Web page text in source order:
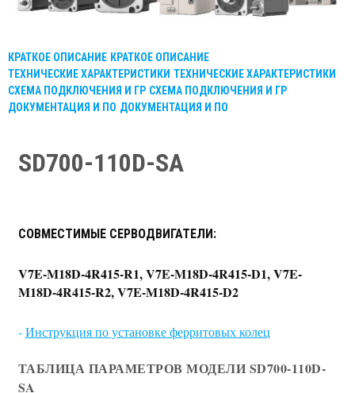
КРАТКОЕ ОПИСАНИЕ КРАТКОЕ ОПИСАНИЕ
ТЕХНИЧЕСКИЕ ХАРАКТЕРИСТИКИ ТЕХНИЧЕСКИЕ ХАРАКТЕРИСТИКИ
СХЕМА ПОДКЛЮЧЕНИЯ И ГР СХЕМА ПОДКЛЮЧЕНИЯ И ГР
ДОКУМЕНТАЦИЯ И ПО ДОКУМЕНТАЦИЯ И ПО
SD700-110D-SA
СОВМЕСТИМЫЕ СЕРВОДВИГАТЕЛИ:
V7E-M18D-4R415-R1, V7E-M18D-4R415-D1, V7E-
M18D-4R415-R2, V7E-M18D-4R415-D2
-Инструкция по установке ферритовых колец
ТАБЛИЦА ПАРАМЕТРОВ МОДЕЛИ SD700-110D-
SA